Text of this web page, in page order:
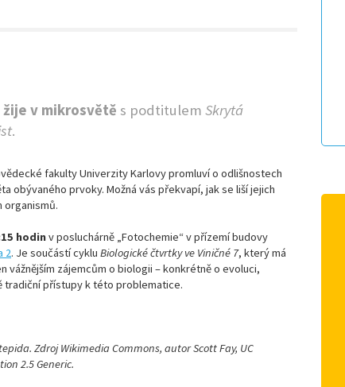
žije v mikrosvětě s podtitulem Skrytá
.
fakulty Univerzity Karlovy promluví o odlišnostech
obývaného prvoky. Možná vás překvapí, jak se liší jejich
organismů.
hodinv posluchárně „Fotochemie“ v přízemí budovy
2. Je součástí cyklu Biologické čtvrtky ve Viničné 7, který má
vážnějším zájemcům o biologii – konkrétně o evoluci,
tradiční přístupy k této problematice.
Zdroj Wikimedia Commons, autor Scott Fay, UC
2.5 Generic.